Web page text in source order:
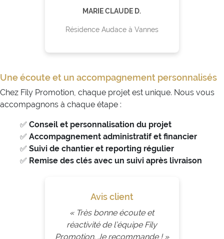
MARIE CLAUDE D.
Résidence Audace à Vannes
Une écoute et un accompagnement personnalisés
Chez Fily Promotion, chaque projet est unique. Nous vous
accompagnons à chaque étape :
✅ Conseil et personnalisation du projet
✅ Accompagnement administratif et financier
✅ Suivi de chantier et reporting régulier
✅ Remise des clés avec un suivi après livraison
Avis client
« Très bonne écoute et
réactivité de l’équipe Fily
Promotion. Je recommande ! »